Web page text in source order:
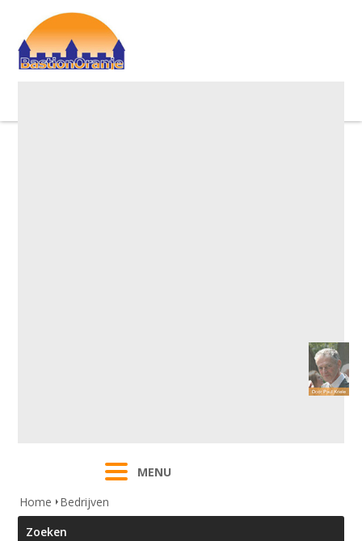
MENU
Home
Bedrijven
Zoeken